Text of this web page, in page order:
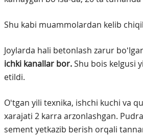
Shu kabi muammolardan kelib
Joylarda hali betonlash zarur
ichki kanallar bor.Shu bois kelgusi
etildi.
Oʻtgan yili texnika, ishchi kuchi va
xarajati 2 karra arzonlashgan.
sement yetkazib berish orqali